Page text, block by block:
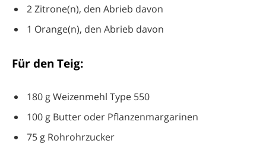
2 Zitrone(n), den Abrieb davon
1 Orange(n), den Abrieb davon
Für den Teig:
180 g Weizenmehl Type 550
100 g Butter oder Pflanzenmargarinen
75 g Rohrohrzucker